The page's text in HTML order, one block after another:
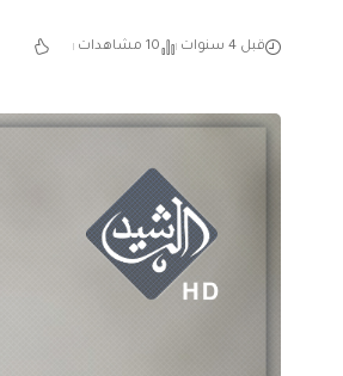
قبل 4 سنوات 10 مشاهدات